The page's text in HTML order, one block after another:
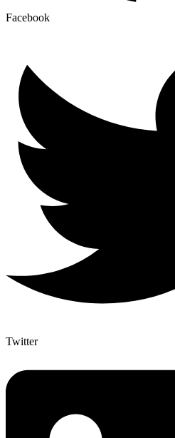
Facebook
Twitter